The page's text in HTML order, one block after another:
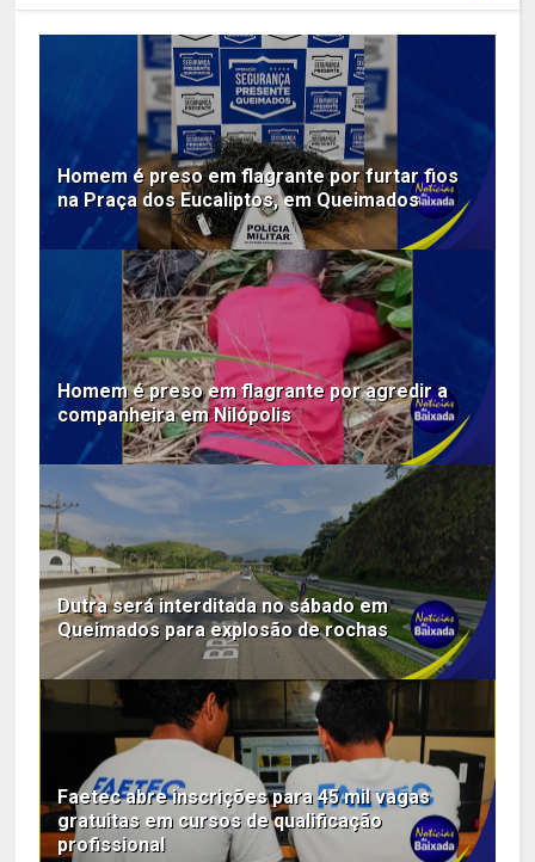
Homem é preso em flagrante por furtar fios
na Praça dos Eucaliptos, em Queimados
Homem é preso em flagrante por agredir a
companheira em Nilópolis
Dutra será interditada no sábado em
Queimados para explosão de rochas
Faetec abre inscrições para 45 mil vagas
gratuitas em cursos de qualificação
profissional